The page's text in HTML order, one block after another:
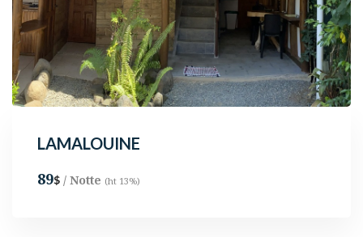
LAMALOUINE
89$ / Notte (ht 13%)